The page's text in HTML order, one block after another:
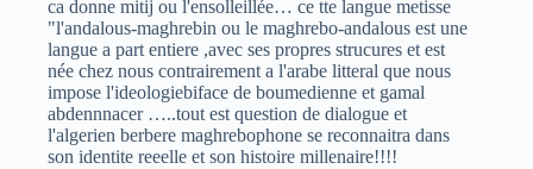
ca donne mitij ou l'ensolleillée… ce tte langue metisse
"l'andalous-maghrebin ou le maghrebo-andalous est une
langue a part entiere ,avec ses propres strucures et est
née chez nous contrairement a l'arabe litteral que nous
impose l'ideologiebiface de boumedienne et gamal
abdennnacer …..tout est question de dialogue et
l'algerien berbere maghrebophone se reconnaitra dans
son identite reeelle et son histoire millenaire!!!!